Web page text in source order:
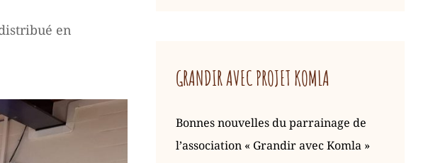
en
GRANDIR AVEC PROJET KOMLA
Bonnes nouvelles du parrainage de
l’association « Grandir avec Komla »